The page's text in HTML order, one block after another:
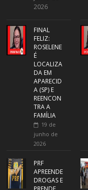
2026
FINAL
FELIZ:
ROSELENE
É
LOCALIZA
DA EM
APARECID
A (SP) E
REENCON
TRA A
FAMÍLIA
19 de
junho de
2026
PRF
APREENDE
DROGAS E